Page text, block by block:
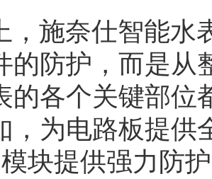
，施奈仕智能水
的防护，而是从
的各个关键部位
，为电路板提供
模块提供强力防